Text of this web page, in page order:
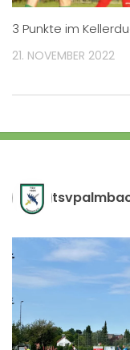
3 Punkte im
21. NOVEMBER 2022